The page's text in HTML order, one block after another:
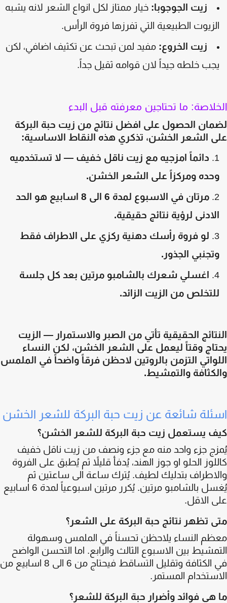
زيت الجوجوبا:خيار ممتاز لكل انواع الشعر لانه يشبه
الطبيعية التي تفرزها فروة الرأس.
زيت الخروع:مفيد لمن تبحث عن تكثيف اضافي، لكن
خلطه جيداً لان قوامه ثقيل جداً.
ما تحتاجين معرفته قبل البدء
الحصول على افضل نتائج من زيت حبة البركة
الشعر الخشن، تذكري هذه النقاط الاساسية:
دائماً امزجيه مع زيت ناقل خفيف — لا تستخدميه
ومركزاً على الشعر الخشن.
مرتان في الاسبوع لمدة 6 الى 8 اسابيع هو الحد
لرؤية نتائج حقيقية.
لو فروة رأسك دهنية ركزي على الاطراف فقط
الجذور.
اغسلي شعرك بالشامبو مرتين بعد كل جلسة
من الزيت الزائد.
الحقيقية تأتي من الصبر والاستمرار — الزيت
وقتاً ليعمل على الشعر الخشن، لكن النساء
التزمن بالروتين لاحظن فرقاً واضحاً في الملمس
والتمشيط.
شائعة عن زيت حبة البركة للشعر الخشن
يستعمل زيت حبة البركة للشعر الخشن؟
جزء واحد منه مع جزء ونصف من زيت ناقل خفيف
الحلو او جوز الهند، يُدفأ قليلاً ثم يُطبق على الفروة
بتدليك لطيف. يُترك ساعة الى ساعتين ثم
يُغسل بالشامبو مرتين. يُكرر مرتين اسبوعياً لمدة 6 اسابيع
الاقل.
تظهر نتائج حبة البركة على الشعر؟
النساء يلاحظن تحسناً في الملمس وسهولة
بين الاسبوع الثالث والرابع. اما التحسن الواضح
في الكثافة وتقليل التساقط فيحتاج من 6 الى 8 اسابيع من
المستمر.
هي فوائد وأضرار حبة البركة للشعر؟